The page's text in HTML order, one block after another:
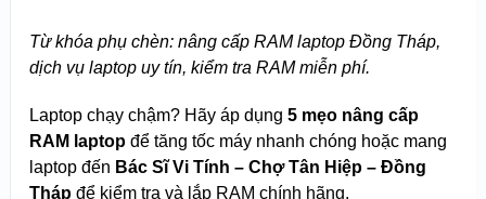
Từ khóa phụ chèn: nâng cấp RAM laptop Đồng Tháp,
dịch vụ laptop uy tín, kiểm tra RAM miễn phí.
Laptop chạy chậm? Hãy áp dụng 5 mẹo nâng cấp
RAM laptopđể tăng tốc máy nhanh chóng hoặc mang
laptop đến Bác Sĩ Vi Tính – Chợ Tân Hiệp – Đồng
Thápđể kiểm tra và lắp RAM chính hãng.